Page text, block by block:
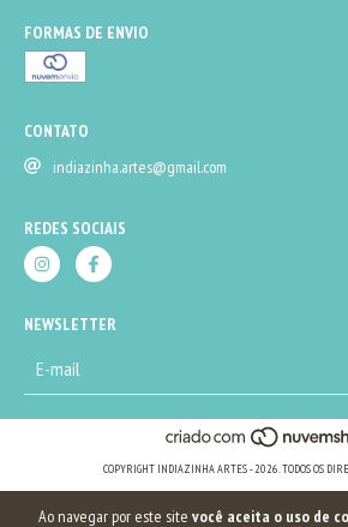
Ao navegar por este site você aceita o uso de
FORMAS DE ENVIO
CONTATO
indiazinha.artes@gmail.com
REDES SOCIAIS
NEWSLETTER
COPYRIGHT INDIAZINHA ARTES - 2026. TODOS OS